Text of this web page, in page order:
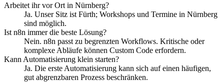
Arbeitet ihr vor Ort in Nürnberg?
Ja. Unser Sitz ist Fürth; Workshops und Termine in Nürnberg
sind möglich.
Ist n8n immer die beste Lösung?
Nein. n8n passt zu begrenzten Workflows. Kritische oder
komplexe Abläufe können Custom Code erfordern.
Kann Automatisierung klein starten?
Ja. Die erste Automatisierung kann sich auf einen häufigen,
gut abgrenzbaren Prozess beschränken.